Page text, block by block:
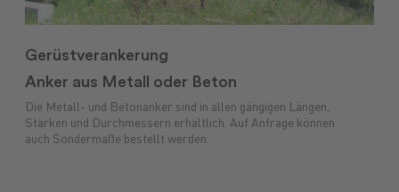
Gerüstverankerung
Anker aus Metall oder Beton
Die Metall- und Betonanker sind in allen gängigen Längen,
Stärken und Durchmessern erhältlich. Auf Anfrage können
auch Sondermaße bestellt werden.